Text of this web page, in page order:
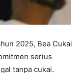
2025, Bea Cukai
serius
tanpa cukai.